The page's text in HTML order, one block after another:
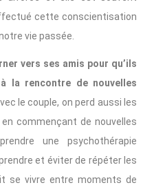
cette conscientisation
vie passée.
vers ses amis pour qu’ils
la rencontre de nouvelles
le couple, on perd aussi les
commençant de nouvelles
une psychothérapie
et éviter de répéter les
se vivre entre moments de